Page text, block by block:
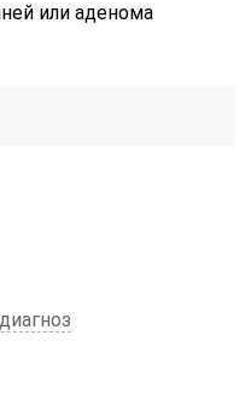
или аденома